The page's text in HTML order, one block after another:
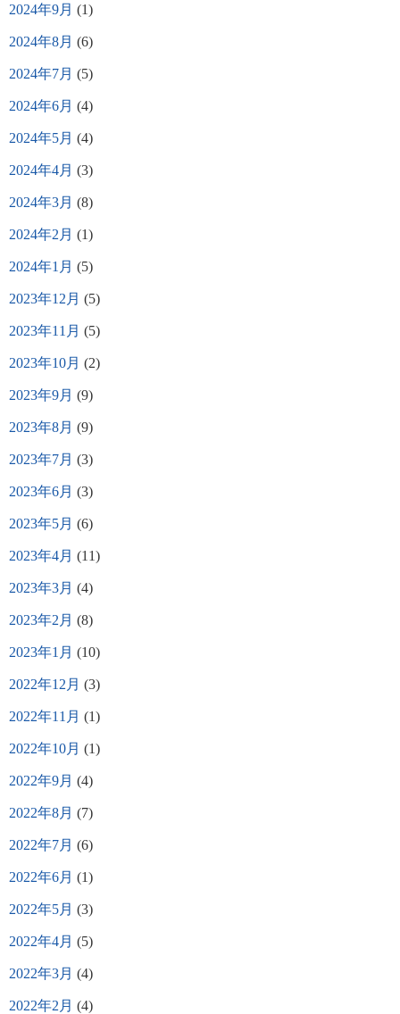
2024年9月 (1)
2024年8月 (6)
2024年7月 (5)
2024年6月 (4)
2024年5月 (4)
2024年4月 (3)
2024年3月 (8)
2024年2月 (1)
2024年1月 (5)
2023年12月 (5)
2023年11月 (5)
2023年10月 (2)
2023年9月 (9)
2023年8月 (9)
2023年7月 (3)
2023年6月 (3)
2023年5月 (6)
2023年4月 (11)
2023年3月 (4)
2023年2月 (8)
2023年1月 (10)
2022年12月 (3)
2022年11月 (1)
2022年10月 (1)
2022年9月 (4)
2022年8月 (7)
2022年7月 (6)
2022年6月 (1)
2022年5月 (3)
2022年4月 (5)
2022年3月 (4)
2022年2月 (4)